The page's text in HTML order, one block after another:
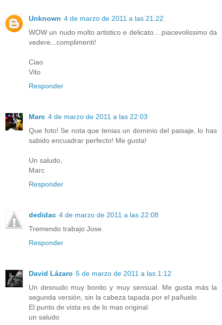
Unknown 4 de marzo de 2011 a las 21:22
WOW un nudo molto artistico e delicato....piacevolissimo da
vedere...complimenti!
Ciao
Vito
Responder
Marc 4 de marzo de 2011 a las 22:03
Que foto! Se nota que tenias un dominio del paisaje, lo has
sabido encuadrar perfecto! Me gusta!
Un saludo,
Marc
Responder
dedidac 4 de marzo de 2011 a las 22:08
Tremendo trabajo Jose.
Responder
David Lázaro 5 de marzo de 2011 a las 1:12
Un desnudo muy bonito y muy sensual. Me gusta más la
segunda versión, sin la cabeza tapada por el pañuelo.
El punto de vista es de lo mas original.
un saludo